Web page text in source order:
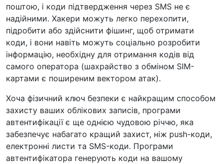
поштою, і коди підтвердження через SMS не є
надійними. Хакери можуть легко перехопити,
підробити або здійснити фішинг, щоб отримати
коди, і вони навіть можуть соціально розробити
інформацію, необхідну для отримання кодів від
самого оператора (шахрайство з обміном SIM-
картами є поширеним вектором атак).
Хоча фізичний ключ безпеки є найкращим способом
захисту ваших облікових записів, програми
автентифікації є ще однією чудовою річчю, яка
забезпечує набагато кращий захист, ніж push-коди,
електронні листи та SMS-коди. Програми
автентифікатора генерують коди на вашому